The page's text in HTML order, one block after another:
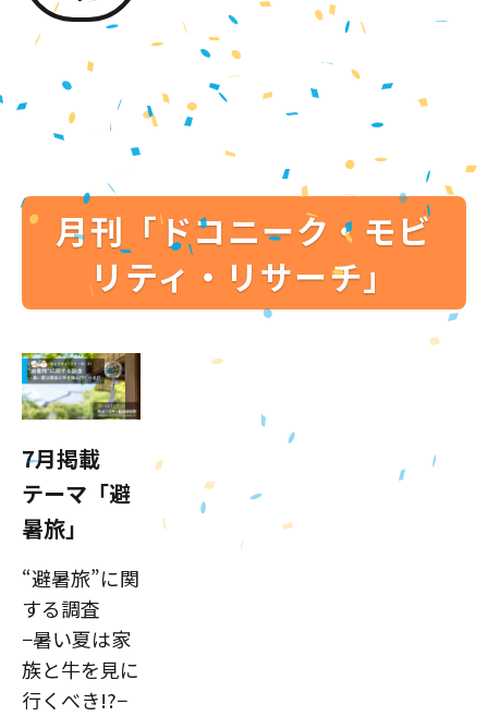
月刊「ドコニーク・モビ
リティ・リサーチ」
7月掲載
テーマ「避
暑旅」
“避暑旅”に関
する調査
−暑い夏は家
族と牛を見に
行くべき!?−